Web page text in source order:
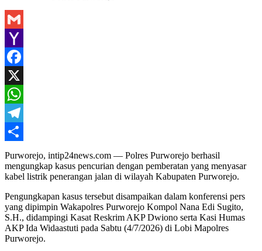
Gmail
Yahoo
Mail
Facebook
X
WhatsApp
Telegram
Share
Purworejo, intip24news.com — Polres Purworejo berhasil
mengungkap kasus pencurian dengan pemberatan yang menyasar
kabel listrik penerangan jalan di wilayah Kabupaten Purworejo.
Pengungkapan kasus tersebut disampaikan dalam konferensi pers
yang dipimpin Wakapolres Purworejo Kompol Nana Edi Sugito,
S.H., didampingi Kasat Reskrim AKP Dwiono serta Kasi Humas
AKP Ida Widaastuti pada Sabtu (4/7/2026) di Lobi Mapolres
Purworejo.